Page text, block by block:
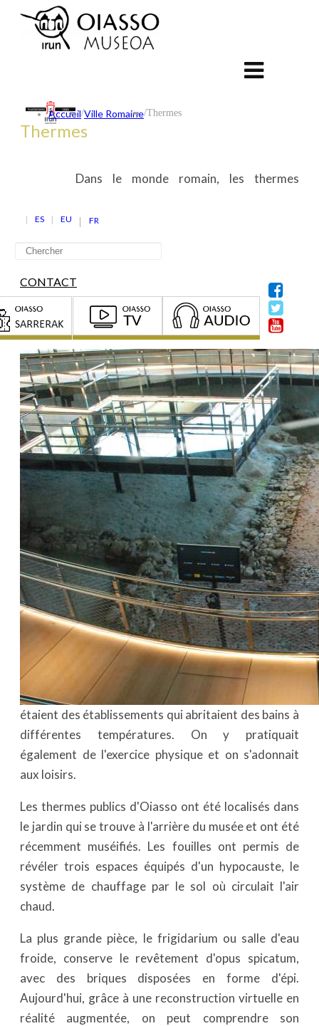
ES EU FR
CONTACT
Accueil/Ville Romaine/Thermes
Thermes
Dans le monde romain, les thermes
étaient des établissements qui abritaient des bains à
différentes températures. On y pratiquait
également de l'exercice physique et on s'adonnait
aux loisirs.
Les thermes publics d'Oiasso ont été localisés dans
le jardin qui se trouve à l'arrière du musée et ont été
récemment muséifiés. Les fouilles ont permis de
révéler trois espaces équipés d'un hypocauste, le
système de chauffage par le sol où circulait l'air
chaud.
La plus grande pièce, le frigidarium ou salle d'eau
froide, conserve le revêtement d'opus spicatum,
avec des briques disposées en forme d'épi.
Aujourd'hui, grâce à une reconstruction virtuelle en
réalité augmentée, on peut comprendre son